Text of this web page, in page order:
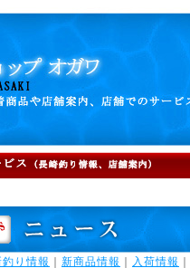
釣り情報 ｜ 新商品情報 ｜ 入荷情報 ｜